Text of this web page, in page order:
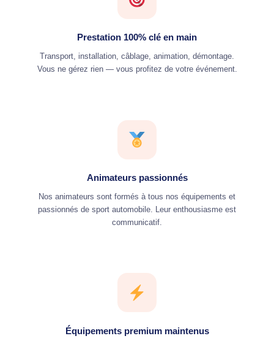
Prestation 100% clé en main
Transport, installation, câblage, animation, démontage.
Vous ne gérez rien — vous profitez de votre événement.
Animateurs passionnés
Nos animateurs sont formés à tous nos équipements et
passionnés de sport automobile. Leur enthousiasme est
communicatif.
Équipements premium maintenus